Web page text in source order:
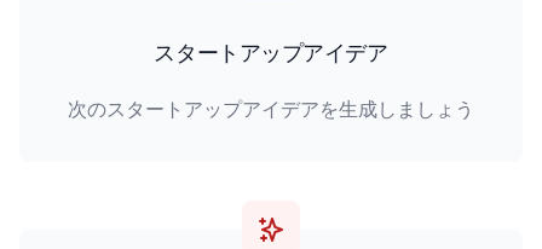
スタートアップアイデア
次のスタートアップアイデアを生成しましょう